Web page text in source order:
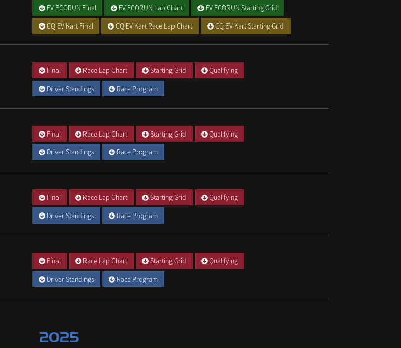
EV ECORUN Final
EV ECORUN Lap Chart
EV ECORUN Starting Grid
CQ EV Kart Final
CQ EV Kart Race Lap Chart CQ EV Kart Starting Grid
Final Race Lap Chart Starting Grid
Qualifying
Driver Standings
Race Program
Final Race Lap Chart Starting Grid
Qualifying
Driver Standings
Race Program
Final Race Lap Chart Starting Grid
Qualifying
Driver Standings
Race Program
Final Race Lap Chart Starting Grid
Qualifying
Driver Standings
Race Program
2025